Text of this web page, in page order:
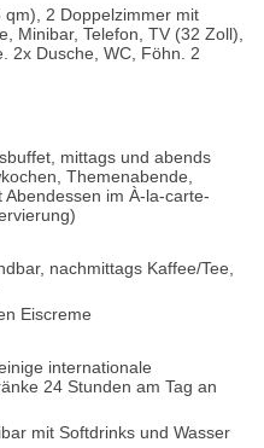
2 Doppelzimmer mit
Minibar, Telefon, TV (32 Zoll),
2x Dusche, WC, Föhn. 2
mittags und abends
Themenabende,
im À-la-carte-
nachmittags Kaffee/Tee,
Eiscreme
internationale
24 Stunden am Tag an
mit Softdrinks und Wasser